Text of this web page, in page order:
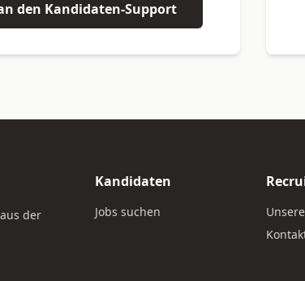
den Kandidaten-Support
der
Kandidaten
Jobs suchen